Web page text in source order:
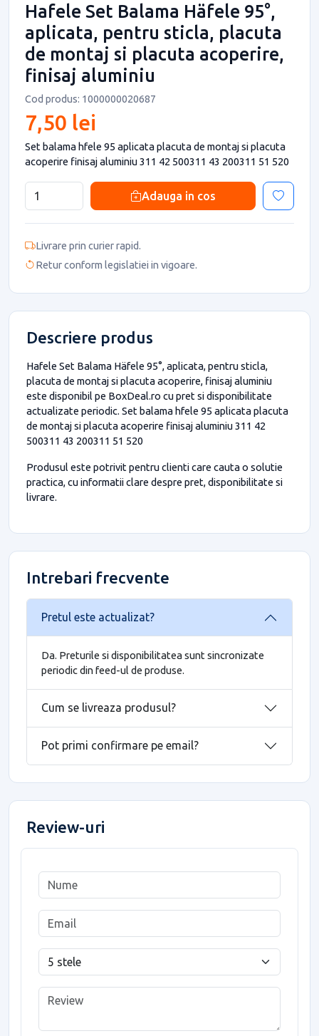
Hafele Set Balama Häfele 95°,
aplicata, pentru sticla, placuta
de montaj si placuta acoperire,
finisaj aluminiu
Cod produs: 1000000020687
7,50 lei
Set balama hfele 95 aplicata placuta de montaj si placuta
acoperire finisaj aluminiu 311 42 500311 43 200311 51 520
Adauga in cos
Livrare prin curier rapid.
Retur conform legislatiei in vigoare.
Descriere produs
Hafele Set Balama Häfele 95°, aplicata, pentru sticla,
placuta de montaj si placuta acoperire, finisaj aluminiu
este disponibil pe BoxDeal.ro cu pret si disponibilitate
actualizate periodic. Set balama hfele 95 aplicata placuta
de montaj si placuta acoperire finisaj aluminiu 311 42
500311 43 200311 51 520
Produsul este potrivit pentru clienti care cauta o solutie
practica, cu informatii clare despre pret, disponibilitate si
livrare.
Intrebari frecvente
Pretul este actualizat?
Da. Preturile si disponibilitatea sunt sincronizate
periodic din feed-ul de produse.
Cum se livreaza produsul?
Pot primi confirmare pe email?
Review-uri